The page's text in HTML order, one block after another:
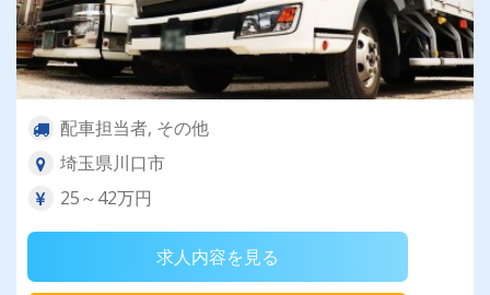
配車担当者, その他
埼玉県川口市
25～42万円
求人内容を見る